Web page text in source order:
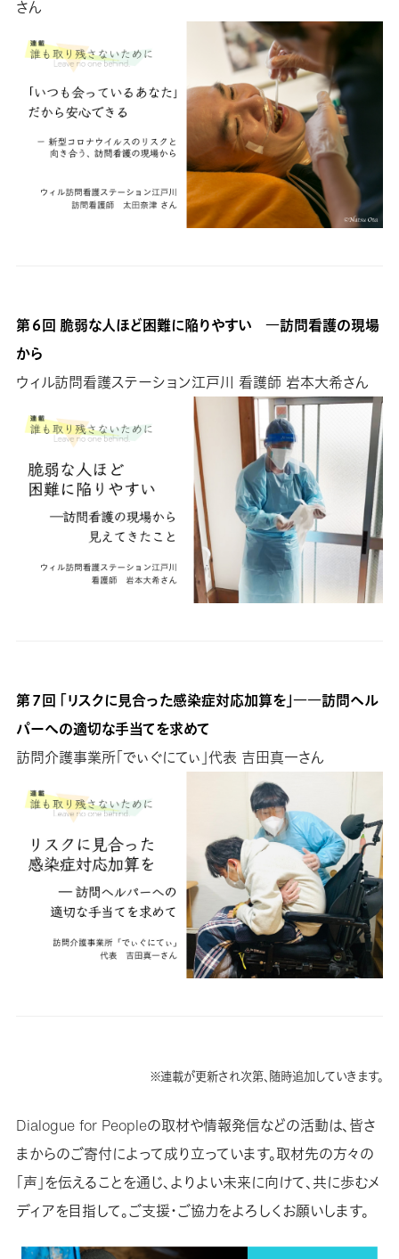
さん
第６回 脆弱な人ほど困難に陥りやすい ―訪問看護の現場
から
ウィル訪問看護ステーション江戸川 看護師 岩本大希さん
第７回 「リスクに見合った感染症対応加算を」――訪問ヘル
パーへの適切な手当てを求めて
訪問介護事業所「でぃぐにてぃ」代表 吉田真一さん
※連載が更新され次第、随時追加していきます。
Dialogue for Peopleの取材や情報発信などの活動は、皆さ
まからのご寄付によって成り立っています。取材先の方々の
「声」を伝えることを通じ、よりよい未来に向けて、共に歩むメ
ディアを目指して。ご支援・ご協力をよろしくお願いします。